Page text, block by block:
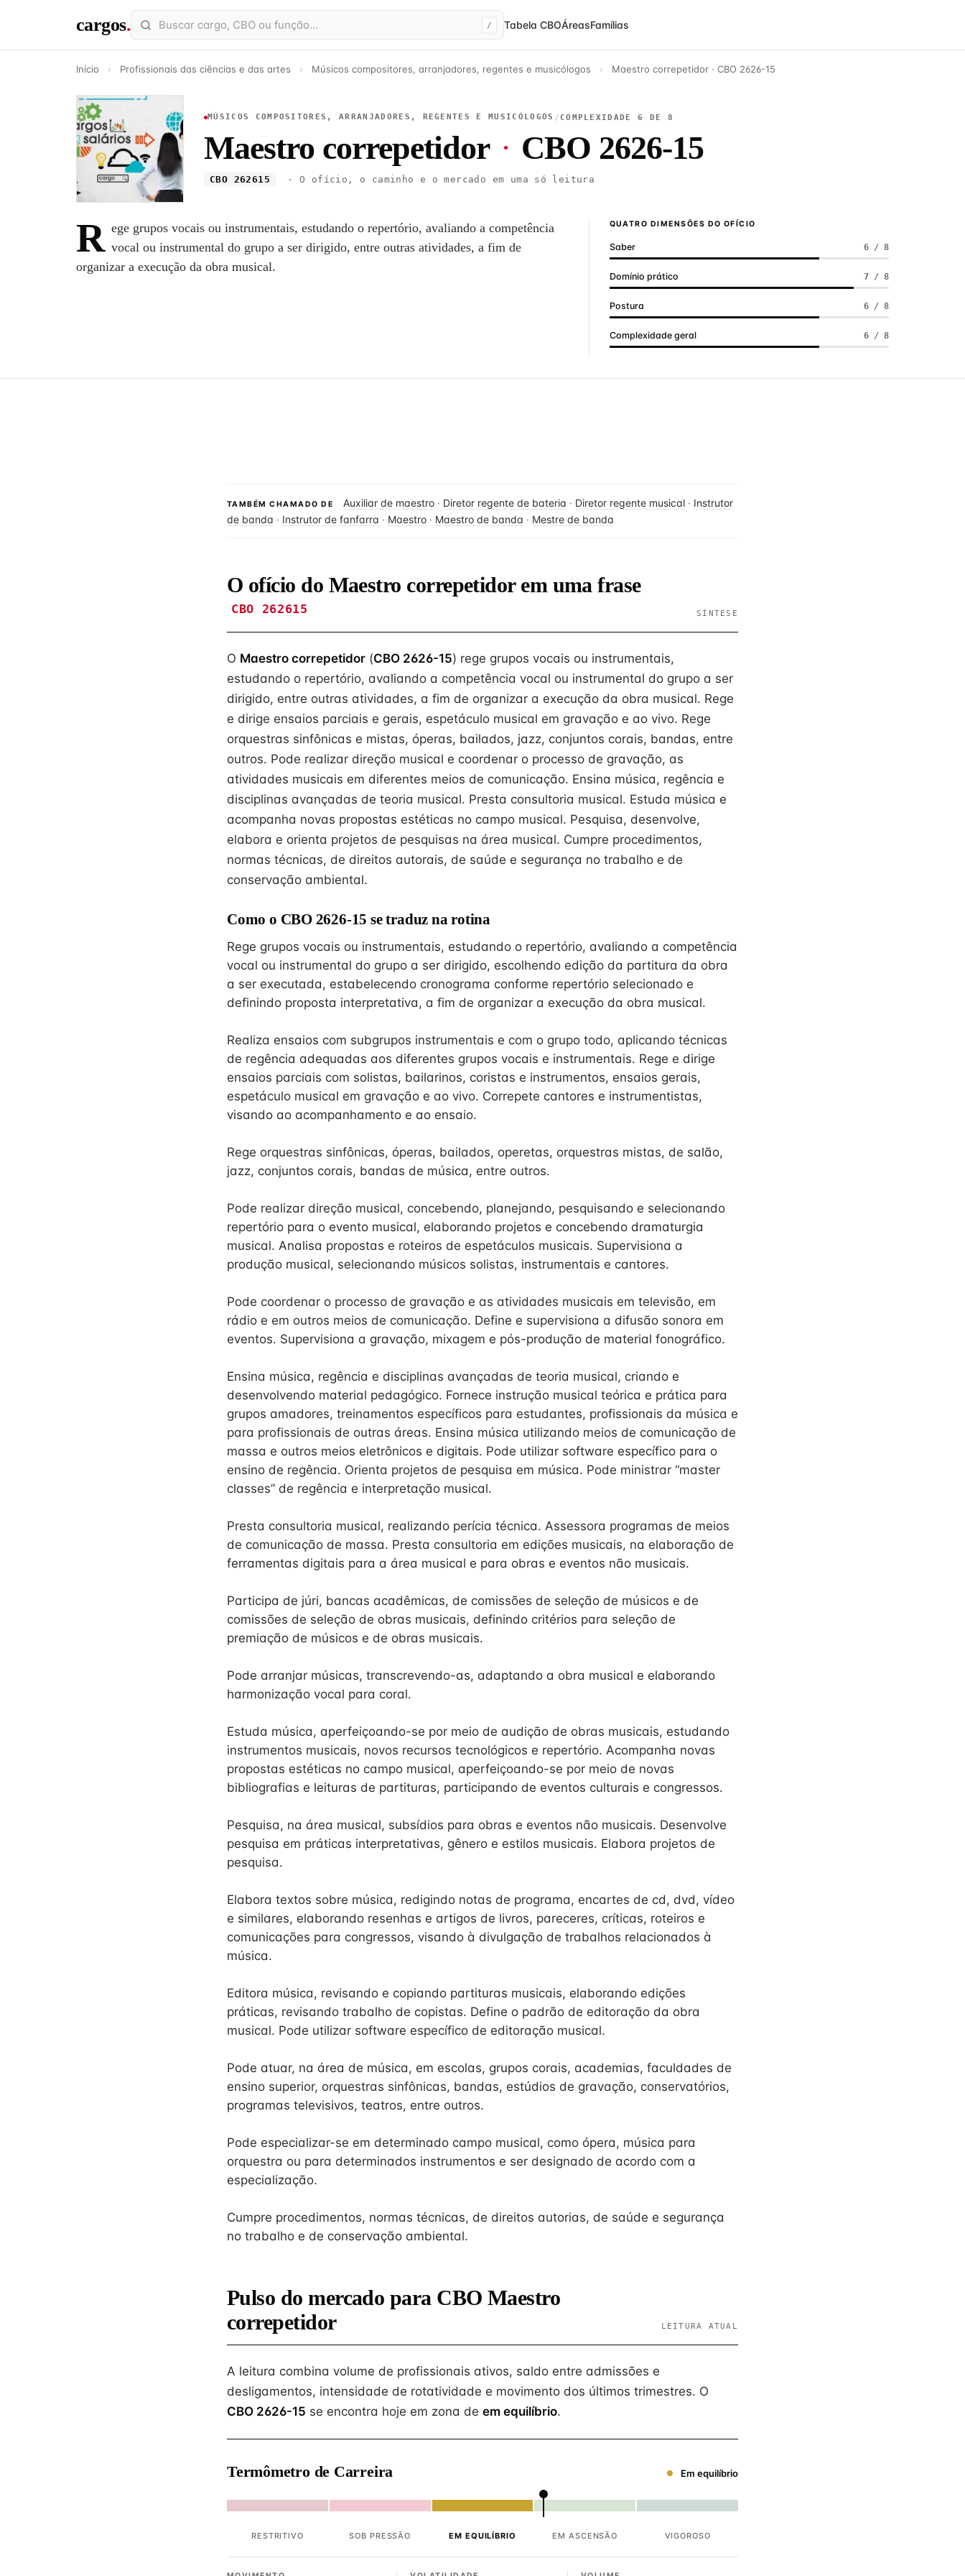
cargos. / Tabela CBOÁreasFamílias
Início › Profissionais das ciências e das artes › Músicos compositores, arranjadores, regentes e musicólogos › Maestro correpetidor · CBO 2626-15
MÚSICOS COMPOSITORES, ARRANJADORES, REGENTES E MUSICÓLOGOS / COMPLEXIDADE 6 DE 8
Maestro correpetidor · CBO 2626-15
CBO 262615 · O ofício, o caminho e o mercado em uma só leitura
R ege grupos vocais ou instrumentais, estudando o repertório, avaliando a competência
vocal ou instrumental do grupo a ser dirigido, entre outras atividades, a fim de
organizar a execução da obra musical.
QUATRO DIMENSÕES DO OFÍCIO
Saber 6 / 8
Domínio prático 7 / 8
Postura 6 / 8
Complexidade geral 6 / 8
TAMBÉM CHAMADO DE Auxiliar de maestro · Diretor regente de bateria · Diretor regente musical · Instrutor
de banda · Instrutor de fanfarra · Maestro · Maestro de banda · Mestre de banda
O ofício do Maestro correpetidor em uma frase
CBO 262615 SÍNTESE
O Maestro correpetidor (CBO 2626-15) rege grupos vocais ou instrumentais,
estudando o repertório, avaliando a competência vocal ou instrumental do grupo a ser
dirigido, entre outras atividades, a fim de organizar a execução da obra musical. Rege
e dirige ensaios parciais e gerais, espetáculo musical em gravação e ao vivo. Rege
orquestras sinfônicas e mistas, óperas, bailados, jazz, conjuntos corais, bandas, entre
outros. Pode realizar direção musical e coordenar o processo de gravação, as
atividades musicais em diferentes meios de comunicação. Ensina música, regência e
disciplinas avançadas de teoria musical. Presta consultoria musical. Estuda música e
acompanha novas propostas estéticas no campo musical. Pesquisa, desenvolve,
elabora e orienta projetos de pesquisas na área musical. Cumpre procedimentos,
normas técnicas, de direitos autorais, de saúde e segurança no trabalho e de
conservação ambiental.
Como o CBO 2626-15 se traduz na rotina
Rege grupos vocais ou instrumentais, estudando o repertório, avaliando a competência
vocal ou instrumental do grupo a ser dirigido, escolhendo edição da partitura da obra
a ser executada, estabelecendo cronograma conforme repertório selecionado e
definindo proposta interpretativa, a fim de organizar a execução da obra musical.
Realiza ensaios com subgrupos instrumentais e com o grupo todo, aplicando técnicas
de regência adequadas aos diferentes grupos vocais e instrumentais. Rege e dirige
ensaios parciais com solistas, bailarinos, coristas e instrumentos, ensaios gerais,
espetáculo musical em gravação e ao vivo. Correpete cantores e instrumentistas,
visando ao acompanhamento e ao ensaio.
Rege orquestras sinfônicas, óperas, bailados, operetas, orquestras mistas, de salão,
jazz, conjuntos corais, bandas de música, entre outros.
Pode realizar direção musical, concebendo, planejando, pesquisando e selecionando
repertório para o evento musical, elaborando projetos e concebendo dramaturgia
musical. Analisa propostas e roteiros de espetáculos musicais. Supervisiona a
produção musical, selecionando músicos solistas, instrumentais e cantores.
Pode coordenar o processo de gravação e as atividades musicais em televisão, em
rádio e em outros meios de comunicação. Define e supervisiona a difusão sonora em
eventos. Supervisiona a gravação, mixagem e pós-produção de material fonográfico.
Ensina música, regência e disciplinas avançadas de teoria musical, criando e
desenvolvendo material pedagógico. Fornece instrução musical teórica e prática para
grupos amadores, treinamentos específicos para estudantes, profissionais da música e
para profissionais de outras áreas. Ensina música utilizando meios de comunicação de
massa e outros meios eletrônicos e digitais. Pode utilizar software específico para o
ensino de regência. Orienta projetos de pesquisa em música. Pode ministrar “master
classes” de regência e interpretação musical.
Presta consultoria musical, realizando perícia técnica. Assessora programas de meios
de comunicação de massa. Presta consultoria em edições musicais, na elaboração de
ferramentas digitais para a área musical e para obras e eventos não musicais.
Participa de júri, bancas acadêmicas, de comissões de seleção de músicos e de
comissões de seleção de obras musicais, definindo critérios para seleção de
premiação de músicos e de obras musicais.
Pode arranjar músicas, transcrevendo-as, adaptando a obra musical e elaborando
harmonização vocal para coral.
Estuda música, aperfeiçoando-se por meio de audição de obras musicais, estudando
instrumentos musicais, novos recursos tecnológicos e repertório. Acompanha novas
propostas estéticas no campo musical, aperfeiçoando-se por meio de novas
bibliografias e leituras de partituras, participando de eventos culturais e congressos.
Pesquisa, na área musical, subsídios para obras e eventos não musicais. Desenvolve
pesquisa em práticas interpretativas, gênero e estilos musicais. Elabora projetos de
pesquisa.
Elabora textos sobre música, redigindo notas de programa, encartes de cd, dvd, vídeo
e similares, elaborando resenhas e artigos de livros, pareceres, críticas, roteiros e
comunicações para congressos, visando à divulgação de trabalhos relacionados à
música.
Editora música, revisando e copiando partituras musicais, elaborando edições
práticas, revisando trabalho de copistas. Define o padrão de editoração da obra
musical. Pode utilizar software específico de editoração musical.
Pode atuar, na área de música, em escolas, grupos corais, academias, faculdades de
ensino superior, orquestras sinfônicas, bandas, estúdios de gravação, conservatórios,
programas televisivos, teatros, entre outros.
Pode especializar-se em determinado campo musical, como ópera, música para
orquestra ou para determinados instrumentos e ser designado de acordo com a
especialização.
Cumpre procedimentos, normas técnicas, de direitos autorias, de saúde e segurança
no trabalho e de conservação ambiental.
Pulso do mercado para CBO Maestro
correpetidor
LEITURA ATUAL
A leitura combina volume de profissionais ativos, saldo entre admissões e
desligamentos, intensidade de rotatividade e movimento dos últimos trimestres. O
CBO 2626-15 se encontra hoje em zona de em equilíbrio.
Termômetro de Carreira Em equilíbrio
RESTRITIVO SOB PRESSÃO EM EQUILÍBRIO EM ASCENSÃO VIGOROSO